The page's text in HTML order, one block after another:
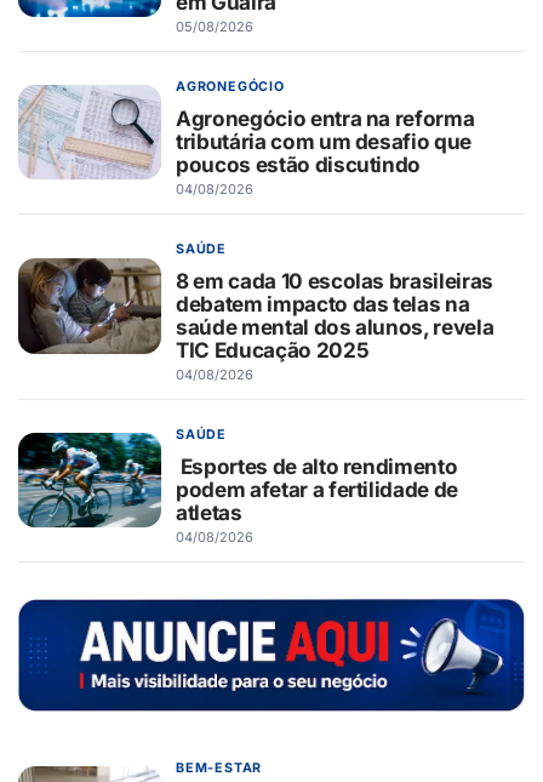
05/08/2026
AGRONEGÓCIO
Agronegócio entra na reforma
tributária com um desafio que
poucos estão discutindo
04/08/2026
SAÚDE
8 em cada 10 escolas brasileiras
debatem impacto das telas na
saúde mental dos alunos, revela
TIC Educação 2025
04/08/2026
SAÚDE
Esportes de alto rendimento
podem afetar a fertilidade de
atletas
04/08/2026
BEM-ESTAR